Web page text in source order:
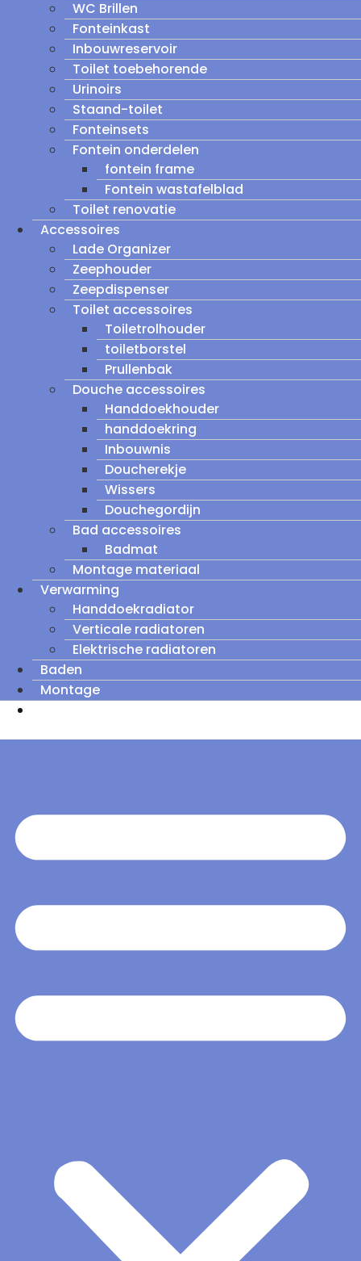
WC Brillen
Fonteinkast
Inbouwreservoir
Toilet toebehorende
Urinoirs
Staand-toilet
Fonteinsets
Fontein onderdelen
fontein frame
Fontein wastafelblad
Toilet renovatie
Accessoires
Lade Organizer
Zeephouder
Zeepdispenser
Toilet accessoires
Toiletrolhouder
toiletborstel
Prullenbak
Douche accessoires
Handdoekhouder
handdoekring
Inbouwnis
Doucherekje
Wissers
Douchegordijn
Bad accessoires
Badmat
Montage materiaal
Verwarming
Handdoekradiator
Verticale radiatoren
Elektrische radiatoren
Baden
Montage